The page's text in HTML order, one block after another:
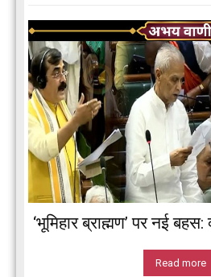
‘भूमिहार ब्राह्मण’ पर नई
Read more